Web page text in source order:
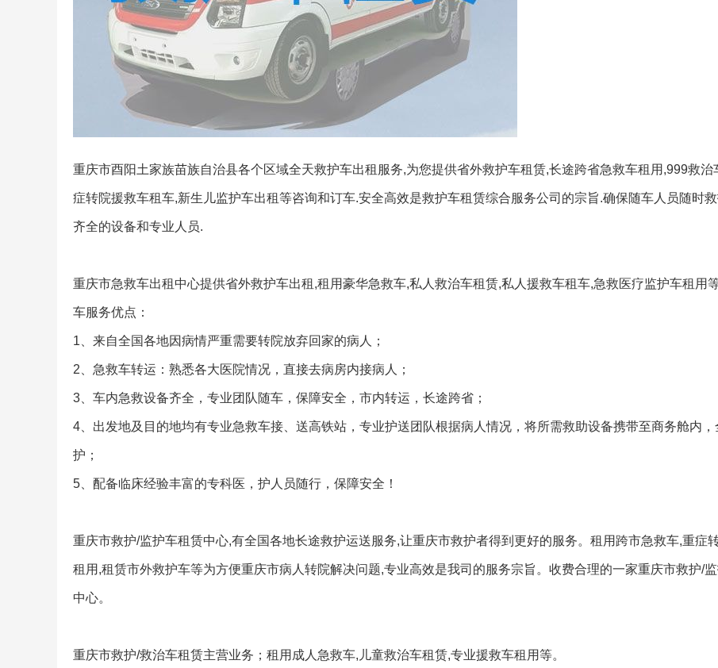
重庆市酉阳土家族苗族自治县各个区域全天救护车出租服务,为您提供省外救护车租赁,长途跨省急救车租用,999救治
症转院援救车租车,新生儿监护车出租等咨询和订车.安全高效是救护车租赁综合服务公司的宗旨.确保随车人员随时
齐全的设备和专业人员.
重庆市急救车出租中心提供省外救护车出租,租用豪华急救车,私人救治车租赁,私人援救车租车,急救医疗监护车租用
车服务优点：
1、来自全国各地因病情严重需要转院放弃回家的病人；
2、急救车转运：熟悉各大医院情况，直接去病房内接病人；
3、车内急救设备齐全，专业团队随车，保障安全，市内转运，长途跨省；
4、出发地及目的地均有专业急救车接、送高铁站，专业护送团队根据病人情况，将所需救助设备携带至商务舱内，
护；
5、配备临床经验丰富的专科医，护人员随行，保障安全！
重庆市救护/监护车租赁中心,有全国各地长途救护运送服务,让重庆市救护者得到更好的服务。租用跨市急救车,重症
租用,租赁市外救护车等为方便重庆市病人转院解决问题,专业高效是我司的服务宗旨。收费合理的一家重庆市救护/
中心。
重庆市救护/救治车租赁主营业务；租用成人急救车,儿童救治车租赁,专业援救车租用等。